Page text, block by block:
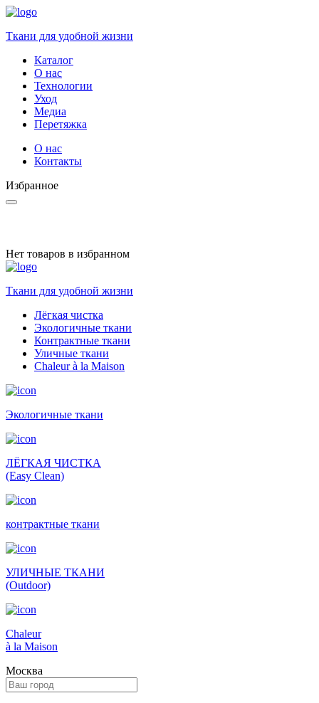
Ткани для удобной жизни
Каталог
О нас
Технологии
Уход
Медиа
Перетяжка
О нас
Контакты
Избранное
Нет товаров в избранном
Ткани для удобной жизни
Лёгкая чистка
Экологичные ткани
Контрактные ткани
Уличные ткани
Сhaleur à la Maison
Экологичные ткани
ЛЁГКАЯ ЧИСТКА
(Easy Clean)
контрактные ткани
УЛИЧНЫЕ ТКАНИ
(Outdoor)
Сhaleur
à la Maison
Москва